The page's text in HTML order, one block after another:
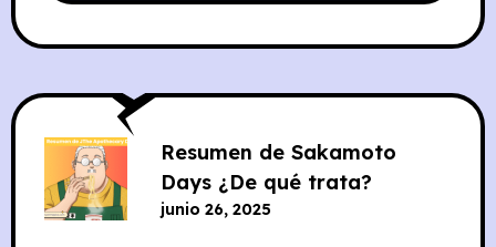
Resumen de Sakamoto
Days ¿De qué trata?
junio 26, 2025